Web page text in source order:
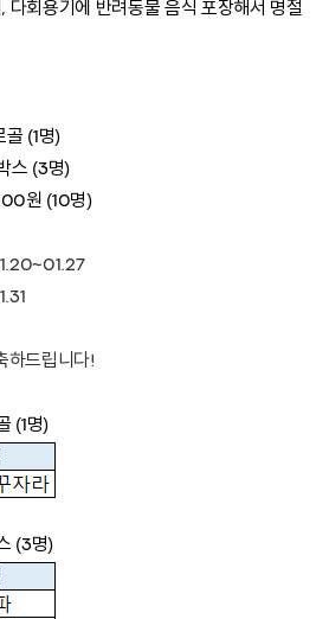
다회용기에 반려동물 음식 포장해서 명절
골 (1명)
스 (3명)
원 (10명)
하드립니다!
(1명)
(3명)